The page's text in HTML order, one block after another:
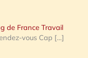
de France Travail
vous Cap […]